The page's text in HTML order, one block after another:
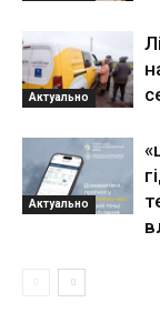
Актуально
Актуально